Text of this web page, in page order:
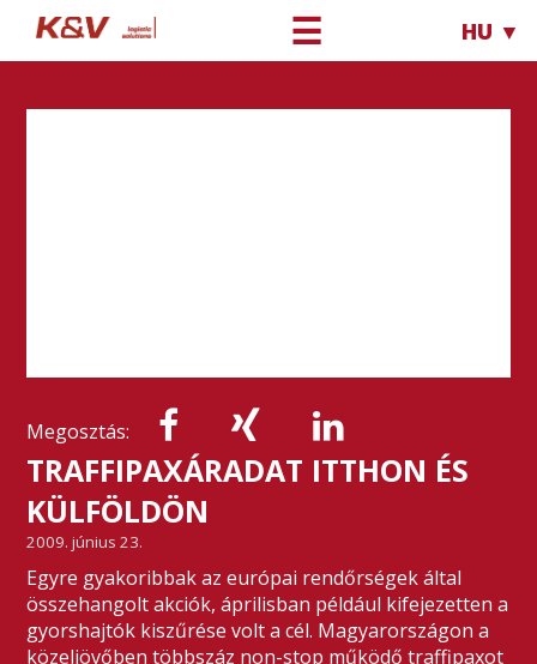
☰ HU ▼
Megosztás:
TRAFFIPAXÁRADAT ITTHON ÉS
KÜLFÖLDÖN
2009. június 23.
Egyre gyakoribbak az európai rendőrségek által
összehangolt akciók, áprilisban például kifejezetten a
gyorshajtók kiszűrése volt a cél. Magyarországon a
közeljövőben többszáz non-stop működő traffipaxot